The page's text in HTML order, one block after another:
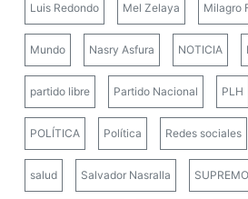
Luis Redondo Mel Zelaya Milagro
Mundo Nasry Asfura NOTICIA
partido libre Partido Nacional PLH
POLÍTICA Política Redes sociales
salud Salvador Nasralla SUPREMO